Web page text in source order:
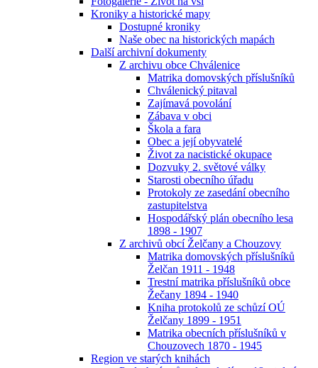
Kroniky a historické mapy
Dostupné kroniky
Naše obec na historických mapách
Další archivní dokumenty
Z archivu obce Chválenice
Matrika domovských příslušníků
Chválenický pitaval
Zajímavá povolání
Zábava v obci
Škola a fara
Obec a její obyvatelé
Život za nacistické okupace
Dozvuky 2. světové války
Starosti obecního úřadu
Protokoly ze zasedání obecního
zastupitelstva
Hospodářský plán obecního lesa
1898 - 1907
Z archivů obcí Želčany a Chouzovy
Matrika domovských příslušníků
Želčan 1911 - 1948
Trestní matrika příslušníků obce
Žečany 1894 - 1940
Kniha protokolů ze schůzí OÚ
Želčany 1899 - 1951
Matrika obecních příslušníků v
Chouzovech 1870 - 1945
Region ve starých knihách